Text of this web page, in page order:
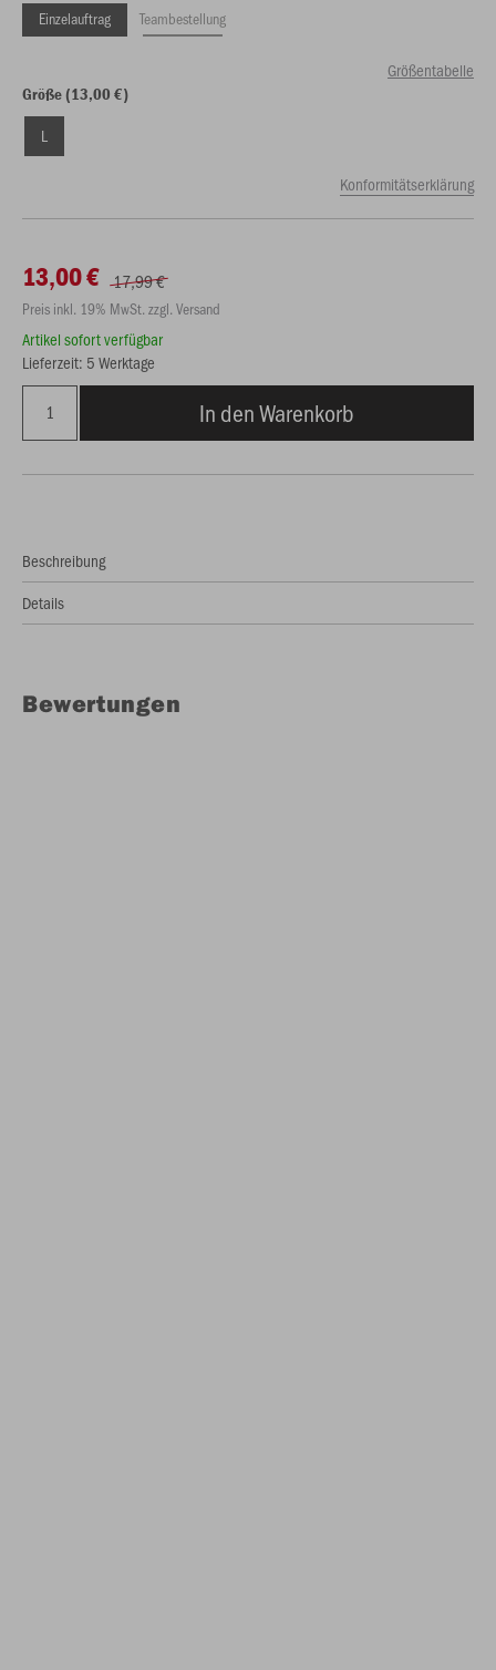
Einzelauftrag Teambestellung
Größentabelle
Größe (13,00 €)
L
Konformitätserklärung
13,00 € 17,99 €
Preis inkl. 19% MwSt. zzgl. Versand
Artikel sofort verfügbar
Lieferzeit: 5 Werktage
In den Warenkorb
Beschreibung
Details
Bewertungen